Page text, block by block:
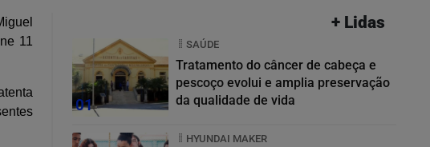
11
+ Lidas
01
SAÚDE
Tratamento do câncer de cabeça e
pescoço evolui e amplia preservação
da qualidade de vida
HYUNDAI MAKER